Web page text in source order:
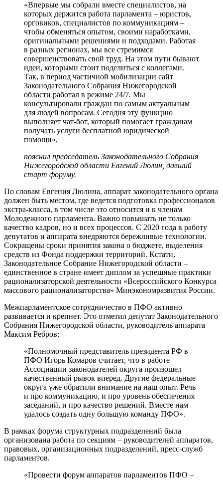
«Впервые мы собрали вместе специалистов, на
которых держится работа парламента – юристов,
орговиков, специалистов по коммуникациям –
чтобы обменяться опытом, своими наработками,
оригинальными решениями и подходами. Работая
в разных регионах, мы все стремимся
совершенствовать свой труд. На этом пути бывают
идеи, которыми стоит поделиться с коллегами.
Так, в период частичной мобилизации сайт
Законодательного Собрания Нижегородской
области работал в режиме 24/7. Мы
консультировали граждан по самым актуальным
для людей вопросам. Сегодня эту функцию
выполняет чат-бот, который помогает гражданам
получать услуги бесплатной юридической
помощи»,
пояснил председатель Законодательного Собрания
Нижегородской области Евгений Люлин, давший
старт форуму.
По словам Евгения Люлина, аппарат законодательного органа
должен быть местом, где ведется подготовка профессионалов
экстра-класса, в том числе это относится и к членам
Молодежного парламента. Важно повышать не только
качество кадров, но и всех процессов. С 2020 года в работу
депутатов и аппарата внедряются бережливые технологии.
Сокращены сроки принятия закона о бюджете, выделения
средств из Фонда поддержки территорий. Кстати,
Законодательное Собрание Нижегородской области –
единственное в стране имеет диплом за успешные практики
рационализаторской деятельности «Всероссийского Конкурса
массового рационализаторства» Минэкономразвития России.
Межпарламентское сотрудничество в ПФО активно
развивается и крепнет. Это отметил депутат Законодательного
Собрания Нижегородской области, руководитель аппарата
Максим Ребров:
«Полномочный представитель президента РФ в
ПФО Игорь Комаров считает, что в работе
Ассоциации законодателей округа произошел
качественный рывок вперед. Другие федеральные
округа уже обратили внимание на наш опыт. Речь
и про коммуникацию, и про уровень обеспечения
заседаний, и про качество решений. Вместе нам
удалось создать одну большую команду ПФО».
В рамках форума структурных подразделений была
организована работа по секциям – руководителей аппаратов,
правовых, организационных подразделений, пресс-служб
парламентов.
«Провести форум аппаратов парламентов ПФО –